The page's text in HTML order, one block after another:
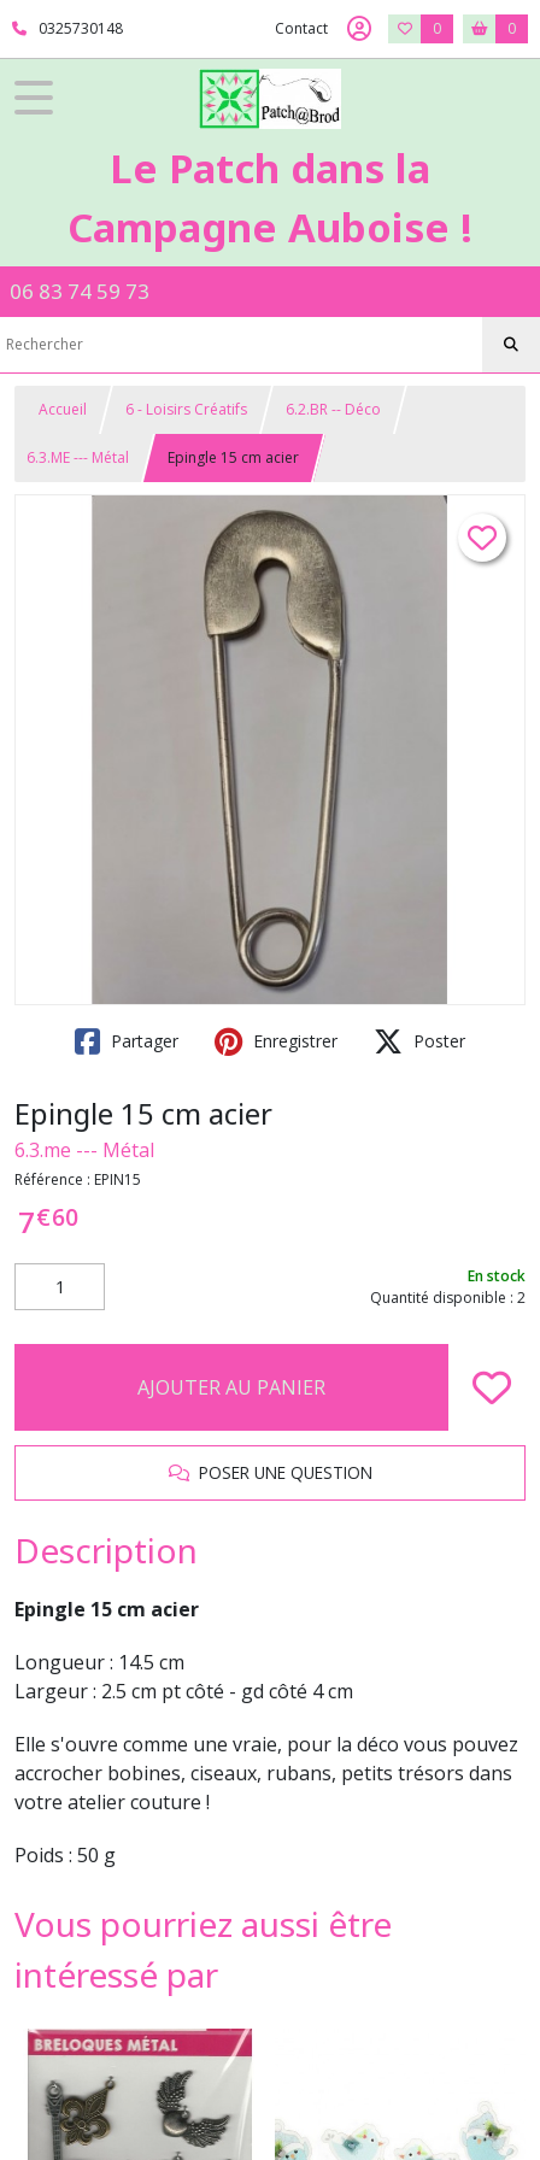
0325730148 Contact 0 0
Le Patch dans la
Campagne Auboise !
06 83 74 59 73
Accueil 6 - Loisirs Créatifs 6.2.BR -- Déco
6.3.ME --- Métal Epingle 15 cm acier
Partager Enregistrer Poster
Epingle 15 cm acier
6.3.me --- Métal
Référence : EPIN15
7€60
En stock
Quantité disponible : 2
AJOUTER AU PANIER
POSER UNE QUESTION
Description
Epingle 15 cm acier
Longueur : 14.5 cm
Largeur : 2.5 cm pt côté - gd côté 4 cm
Elle s'ouvre comme une vraie, pour la déco vous pouvez
accrocher bobines, ciseaux, rubans, petits trésors dans
votre atelier couture !
Poids : 50 g
Vous pourriez aussi être
intéressé par